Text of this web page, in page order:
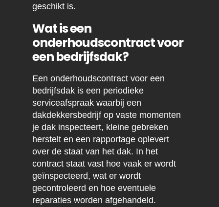
geschikt is.
Wat is een
onderhoudscontract voor
een bedrijfsdak?
Een onderhoudscontract voor een
bedrijfsdak is een periodieke
serviceafspraak waarbij een
dakdekkersbedrijf op vaste momenten
je dak inspecteert, kleine gebreken
herstelt en een rapportage oplevert
over de staat van het dak. In het
contract staat vast hoe vaak er wordt
geïnspecteerd, wat er wordt
gecontroleerd en hoe eventuele
reparaties worden afgehandeld.